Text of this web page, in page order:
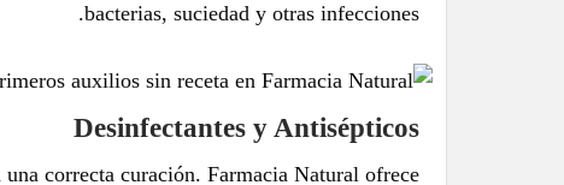
bacterias, suciedad y otras infecciones.
Desinfectantes y Antisépticos
correcta curación. Farmacia Natural ofrece